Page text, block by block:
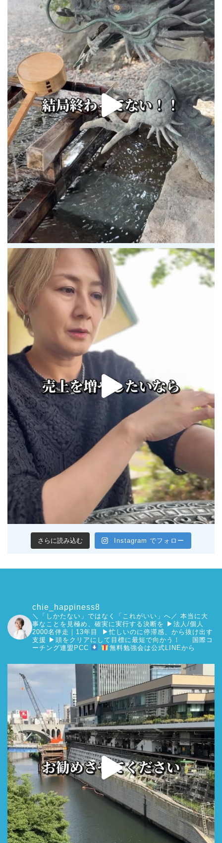
さらに読み込む Instagram でフォロー
chie_happiness8
＼「しかたない」ではなく「これがいい」へ／ 本当に大
事なことを見極め、確実に実行する決断を ▶︎法人/個人
2000名伴走｜13年目 ▶︎忙しいのに停滞感、から抜け出す
支援 ▶︎頭をクリアにして目標に最短で向かう！
国際コ
ーチング連盟PCC
無料勉強会は公式LINEから